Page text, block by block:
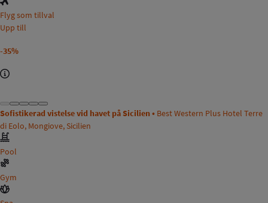
Flyg som tillval
Upp till
-35%
Sofistikerad vistelse vid havet på Sicilien • Best Western Plus Hotel Terre
di Eolo, Mongiove, Sicilien
Pool
Gym